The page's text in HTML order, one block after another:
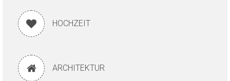
HOCHZEIT
ARCHITEKTUR